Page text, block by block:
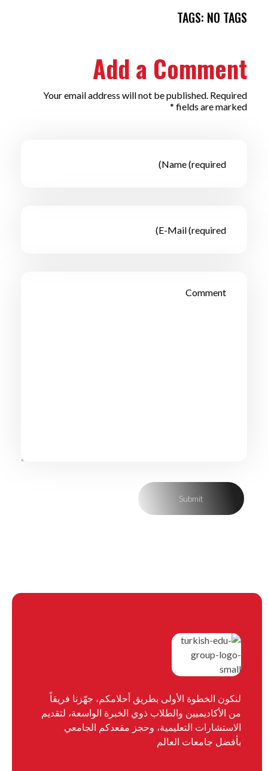
TAGS: NO TAGS
Add a Comment
Your email address will not be published. Required
fields are marked *
لنكون الخطوة الأولى بطريق أحلامكم، جهّزنا فريقاً
من الأكاديميين والطلاب ذوي الخبرة الواسعة، لتقديم
الاستشارات التعليمية، وحجز مقعدكم الجامعي
بأفضل جامعات العالم